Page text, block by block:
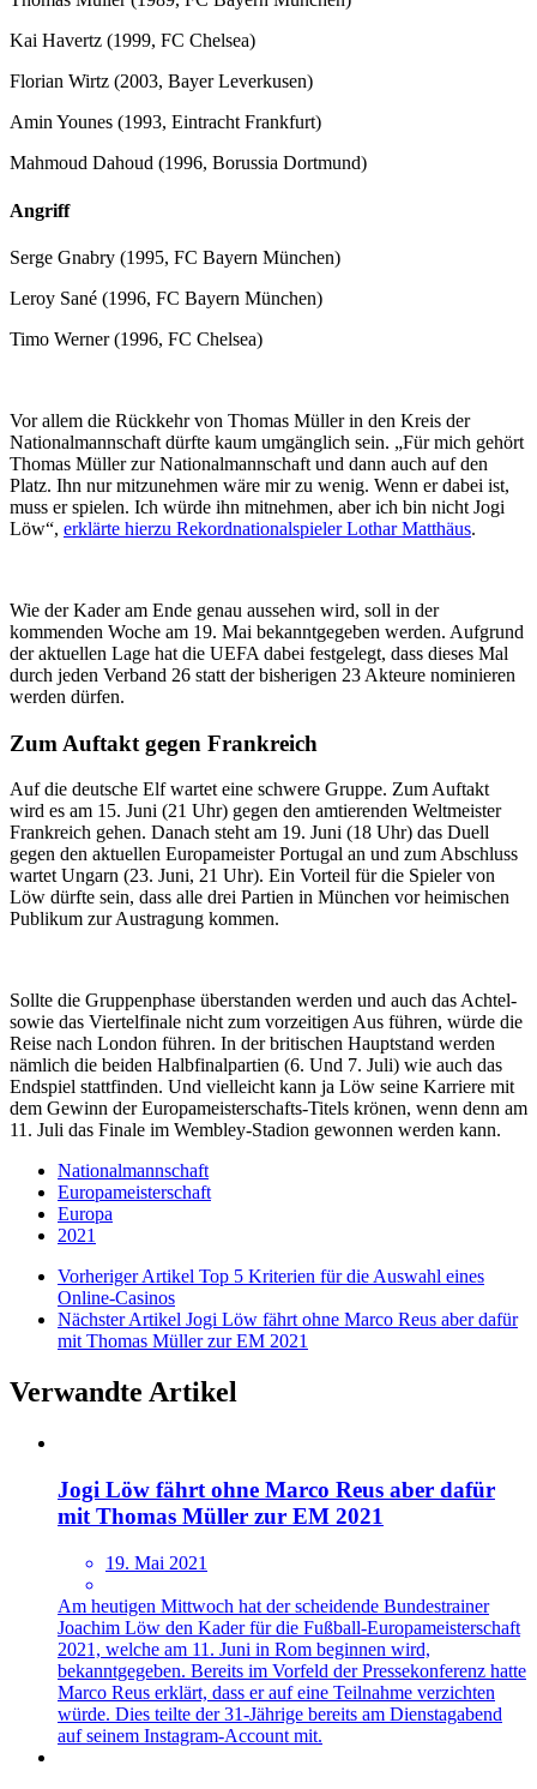
Kai Havertz (1999, FC Chelsea)
Florian Wirtz (2003, Bayer Leverkusen)
Amin Younes (1993, Eintracht Frankfurt)
Mahmoud Dahoud (1996, Borussia Dortmund)
Angriff
Serge Gnabry (1995, FC Bayern München)
Leroy Sané (1996, FC Bayern München)
Timo Werner (1996, FC Chelsea)
Vor allem die Rückkehr von Thomas Müller in den Kreis der
Nationalmannschaft dürfte kaum umgänglich sein. „Für mich gehört
Thomas Müller zur Nationalmannschaft und dann auch auf den
Platz. Ihn nur mitzunehmen wäre mir zu wenig. Wenn er dabei ist,
muss er spielen. Ich würde ihn mitnehmen, aber ich bin nicht Jogi
Löw“, erklärte hierzu Rekordnationalspieler Lothar Matthäus.
Wie der Kader am Ende genau aussehen wird, soll in der
kommenden Woche am 19. Mai bekanntgegeben werden. Aufgrund
der aktuellen Lage hat die UEFA dabei festgelegt, dass dieses Mal
durch jeden Verband 26 statt der bisherigen 23 Akteure nominieren
werden dürfen.
Zum Auftakt gegen Frankreich
Auf die deutsche Elf wartet eine schwere Gruppe. Zum Auftakt
wird es am 15. Juni (21 Uhr) gegen den amtierenden Weltmeister
Frankreich gehen. Danach steht am 19. Juni (18 Uhr) das Duell
gegen den aktuellen Europameister Portugal an und zum Abschluss
wartet Ungarn (23. Juni, 21 Uhr). Ein Vorteil für die Spieler von
Löw dürfte sein, dass alle drei Partien in München vor heimischen
Publikum zur Austragung kommen.
Sollte die Gruppenphase überstanden werden und auch das Achtel-
sowie das Viertelfinale nicht zum vorzeitigen Aus führen, würde die
Reise nach London führen. In der britischen Hauptstand werden
nämlich die beiden Halbfinalpartien (6. Und 7. Juli) wie auch das
Endspiel stattfinden. Und vielleicht kann ja Löw seine Karriere mit
dem Gewinn der Europameisterschafts-Titels krönen, wenn denn am
11. Juli das Finale im Wembley-Stadion gewonnen werden kann.
Nationalmannschaft
Europameisterschaft
Europa
2021
Vorheriger Artikel Top 5 Kriterien für die Auswahl eines
Online-Casinos
Nächster Artikel Jogi Löw fährt ohne Marco Reus aber dafür
mit Thomas Müller zur EM 2021
Verwandte Artikel
Jogi Löw fährt ohne Marco Reus aber dafür
mit Thomas Müller zur EM 2021
19. Mai 2021
Am heutigen Mittwoch hat der scheidende Bundestrainer
Joachim Löw den Kader für die Fußball-Europameisterschaft
2021, welche am 11. Juni in Rom beginnen wird,
bekanntgegeben. Bereits im Vorfeld der Pressekonferenz hatte
Marco Reus erklärt, dass er auf eine Teilnahme verzichten
würde. Dies teilte der 31-Jährige bereits am Dienstagabend
auf seinem Instagram-Account mit.